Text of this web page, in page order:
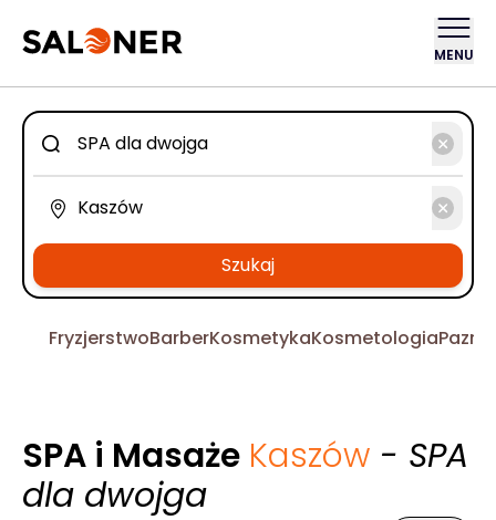
MENU
Szukaj
FryzjerstwoBarberKosmetykaKosmetologia
SPA i Masaże Kaszów - SPA
dla dwojga